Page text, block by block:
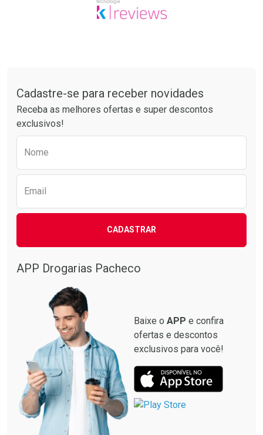
Cadastre-se para receber novidades
Receba as melhores ofertas e super descontos
exclusivos!
Nome
Email
CADASTRAR
APP Drogarias Pacheco
Baixe o APP e confira
ofertas e descontos
exclusivos para você!